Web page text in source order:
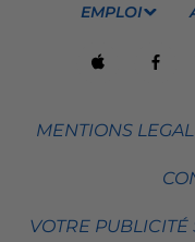
EMPLOI
MENTIONS
VOTRE PUBLICITÉ